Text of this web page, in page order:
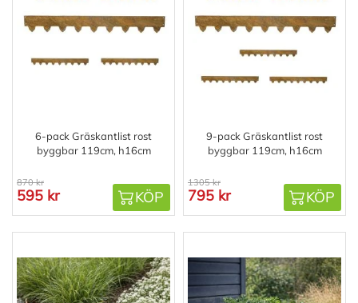
6-pack Gräskantlist rost
byggbar 119cm, h16cm
870 kr
595 kr KÖP
9-pack Gräskantlist rost
byggbar 119cm, h16cm
1305 kr
795 kr KÖP